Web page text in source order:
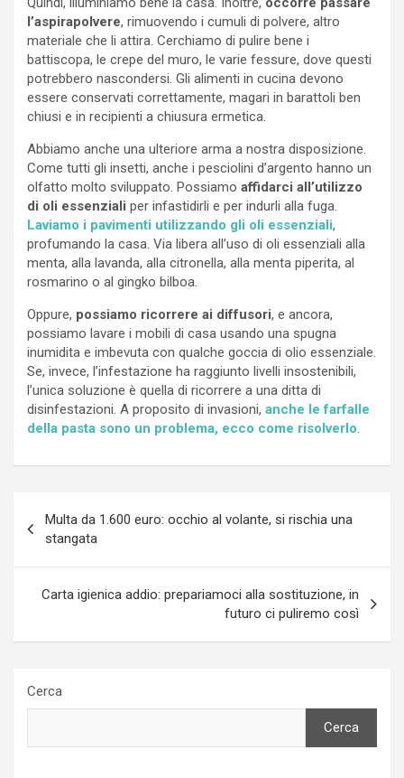
l’aspirapolvere, rimuovendo i cumuli di polvere, altro
materiale che li attira. Cerchiamo di pulire bene i
battiscopa, le crepe del muro, le varie fessure, dove questi
potrebbero nascondersi. Gli alimenti in cucina devono
essere conservati correttamente, magari in barattoli ben
chiusi e in recipienti a chiusura ermetica.
Abbiamo anche una ulteriore arma a nostra disposizione.
Come tutti gli insetti, anche i pesciolini d’argento hanno un
olfatto molto sviluppato. Possiamo affidarci all’utilizzo
di oli essenziali per infastidirli e per indurli alla fuga.
Laviamo i pavimenti utilizzando gli oli essenziali,
profumando la casa. Via libera all’uso di oli essenziali alla
menta, alla lavanda, alla citronella, alla menta piperita, al
rosmarino o al gingko bilboa.
Oppure, possiamo ricorrere ai diffusori, e ancora,
possiamo lavare i mobili di casa usando una spugna
inumidita e imbevuta con qualche goccia di olio essenziale.
Se, invece, l’infestazione ha raggiunto livelli insostenibili,
l’unica soluzione è quella di ricorrere a una ditta di
disinfestazioni. A proposito di invasioni, anche le farfalle
della pasta sono un problema, ecco come risolverlo.
articoli
Multa da 1.600 euro: occhio al volante, si rischia una
stangata
Carta igienica addio: prepariamoci alla sostituzione, in
futuro ci puliremo così
Cerca
Cerca